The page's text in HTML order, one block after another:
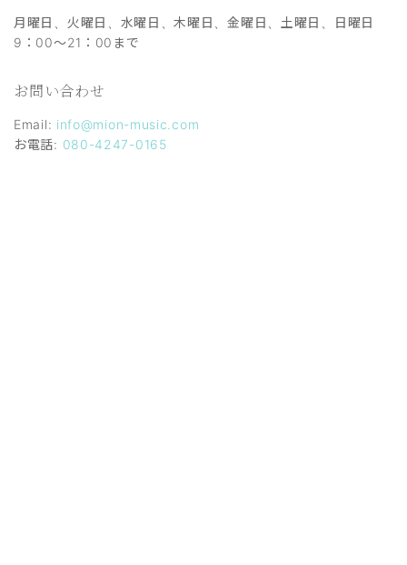
月曜日、火曜日、水曜日、木曜日、金曜日、土曜日、日曜日
9：00～21：00まで
お問い合わせ
Email: info@mion-music.com
お電話: 080-4247-0165